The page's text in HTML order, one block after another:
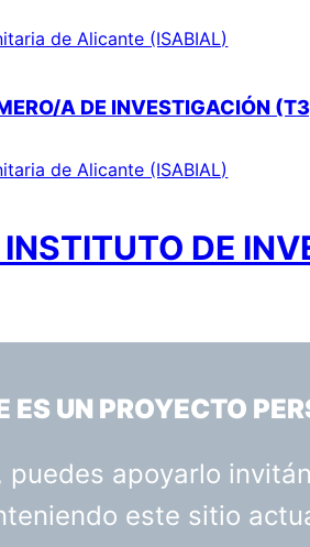
de Alicante (ISABIAL)
A DE INVESTIGACIÓN
de Alicante (ISABIAL)
DE
ES UN PROYECTO
apoyarlo
este sitio